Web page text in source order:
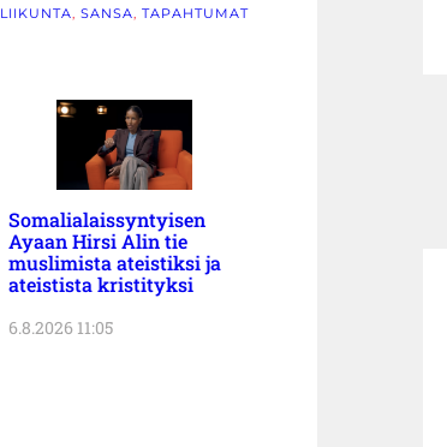
LIIKUNTA, SANSA, TAPAHTUMAT
Somalialaissyntyisen
Ayaan Hirsi Alin tie
muslimista ateistiksi ja
ateistista kristityksi
6.8.2026 11:05